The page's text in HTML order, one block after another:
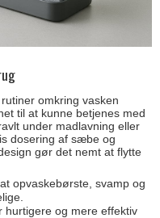
omkring vasken
til at kunne betjenes med
under madlavning eller
dosering af sæbe og
gør det nemt at flytte
opvaskebørste, svamp og
hurtigere og mere effektiv